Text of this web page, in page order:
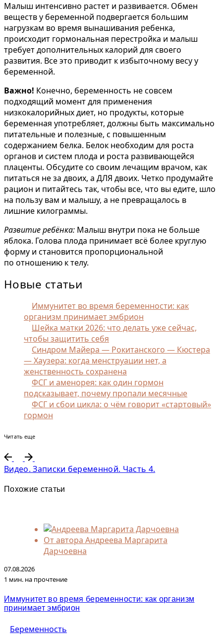
Малыш интенсивно растет и развивается. Обмен
веществ у беременной подвергается большим
нагрузкам во время вынашивания ребенка,
происходит гормональная перестройка и малыш
требует дополнительных калорий для своего
развития. Все это приводит к избыточному весу у
беременной.
Важно! Конечно, беременность не совсем
подходящий момент для применения
низкокалорийных диет, но продукты, которые
беременная употребляет, должны быть максимально
питательные и полезные, с повышенным
содержанием белка. Белок необходим для роста
органов и систем плода и роста развивающейся
плаценты. Обсудите со своим лечащим врачом, как
питаться не за двоих, а ДЛЯ двоих. Четко продумайте
рацион и питайтесь так, чтобы все, что вы едите, шло
на пользу вам и малышу, а не превращалось в
лишние килограммы.
Развитие ребёнка: Малыш внутри пока не больше
яблока. Голова плода принимает всё более круглую
форму и становится пропорциональной
по отношению к телу.
Новые статьи
Иммунитет во время беременности: как
организм принимает эмбрион
Шейка матки 2026: что делать уже сейчас,
чтобы защитить себя
Синдром Майера — Рокитанского — Кюстера
— Хаузера: когда менструации нет, а
женственность сохранена
ФСГ и аменорея: как один гормон
подсказывает, почему пропали месячные
ФСГ и сбои цикла: о чём говорит «стартовый»
гормон
Читать еще
Видео. Записки беременной. Часть 4.
Похожие статьи
От автора Андреева Маргарита
Дарчоевна
07.08.2026
1 мин. на прочтение
Иммунитет во время беременности: как организм
принимает эмбрион
Беременность